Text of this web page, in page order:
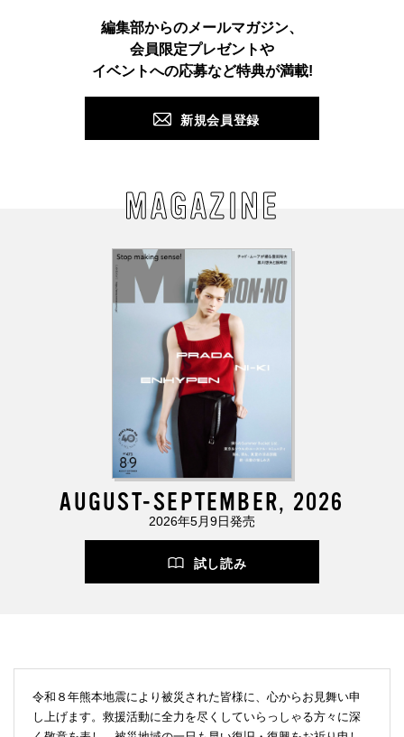
TikTok Facebook Pinterest LINE
編集部からのメールマガジン、
会員限定プレゼントや
イベントへの応募など特典が満載!
新規会員登録
MAGAZINE
AUGUST-SEPTEMBER, 2026
2026年5月9日発売
試し読み
令和８年熊本地震により被災された皆様に、心からお見舞い申
し上げます。救援活動に全力を尽くしていらっしゃる方々に深